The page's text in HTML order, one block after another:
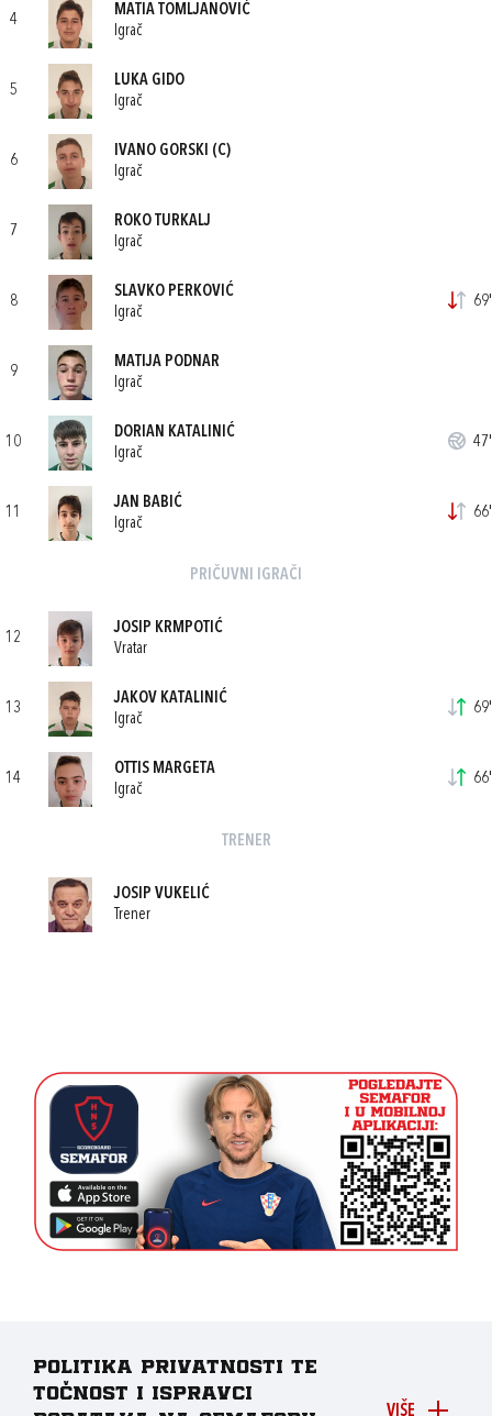
4
MATIA TOMLJANOVIĆ
Igrač
5
LUKA GIDO
Igrač
6
IVANO GORSKI (C)
Igrač
7
ROKO TURKALJ
Igrač
8
SLAVKO PERKOVIĆ
Igrač
69'
9
MATIJA PODNAR
Igrač
10
DORIAN KATALINIĆ
Igrač
47'
11
JAN BABIĆ
Igrač
66'
PRIČUVNI IGRAČI
12
JOSIP KRMPOTIĆ
Vratar
13
JAKOV KATALINIĆ
Igrač
69'
14
OTTIS MARGETA
Igrač
66'
TRENER
JOSIP VUKELIĆ
Trener
VIŠE
Politika privatnosti te
točnost i ispravci